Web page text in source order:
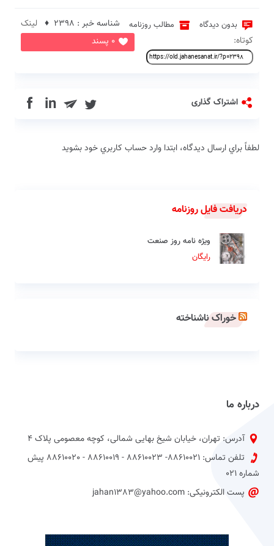
بدون دیدگاه مطالب روزنامه
0 پسند
شناسه خبر : 2398 ♦
لینک
کوتاه:
اشتراک گذاری in
لطفاً براي ارسال دیدگاه، ابتدا وارد حساب كاربري خود بشويد
دریافت فایل روزنامه
ویژه نامه روز صنعت
رایگان
خوراک ناشناخته
درباره ما
آدرس: تهران، خیابان شیخ بهایی شمالی، کوچه معصومی پلاک 4
تلفن تماس: 88610021- 88610023 - 88610019 - 88610020 پیش
شماره 021
پست الکترونیکی: jahan1383@yahoo.com